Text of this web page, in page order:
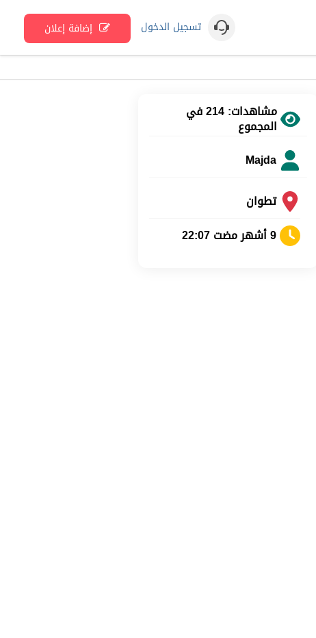
تسجيل الدخول إضافة إعلان
مشاهدات: 214 في
المجموع
Majda
تطوان
9 أشهر مضت 22:07